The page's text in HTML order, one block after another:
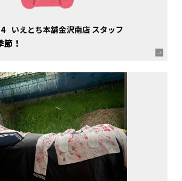
いえとち本舗金沢南店 スタッフ
節！